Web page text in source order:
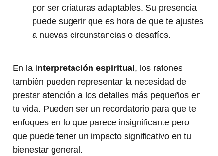
por ser criaturas adaptables. Su presencia
puede sugerir que es hora de que te ajustes
a nuevas circunstancias o desafíos.
En la interpretación espiritual , los ratones
también pueden representar la necesidad de
prestar atención a los detalles más pequeños en
tu vida. Pueden ser un recordatorio para que te
enfoques en lo que parece insignificante pero
que puede tener un impacto significativo en tu
bienestar general.